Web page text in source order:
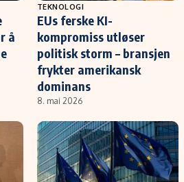
å
TEKNOLOGI
EUs ferske KI-
kompromiss utløser
politisk storm – bransjen
frykter amerikansk
dominans
8. mai 2026